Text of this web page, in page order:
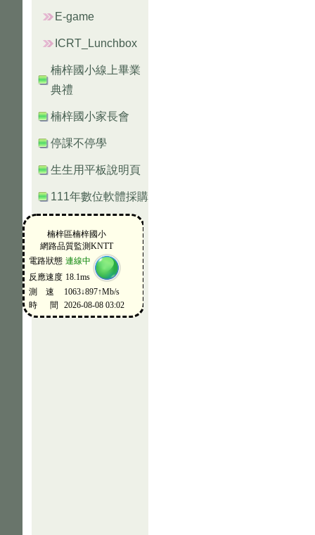
E-game
ICRT_Lunchbox
楠梓國小線上畢業
典禮
楠梓國小家長會
停課不停學
生生用平板說明頁
111年數位軟體採購